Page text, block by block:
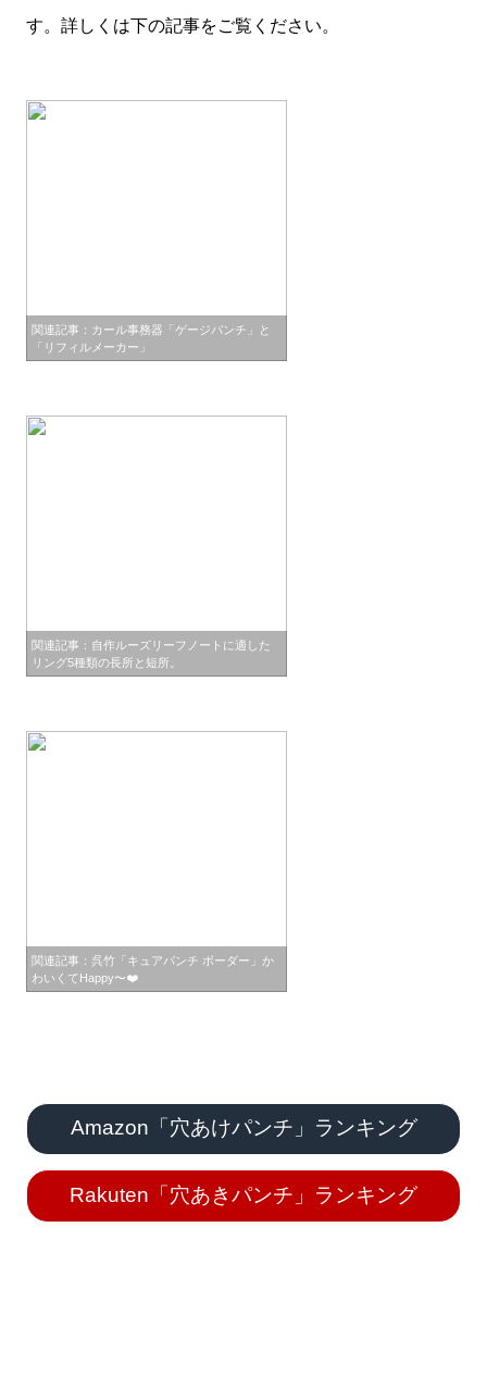
す。詳しくは下の記事をご覧ください。
関連記事：カール事務器「ゲージパンチ」と
「リフィルメーカー」
関連記事：自作ルーズリーフノートに適した
リング5種類の長所と短所。
関連記事：呉竹「キュアパンチ ボーダー」か
わいくてHappy〜❤️
Amazon「穴あけパンチ」ランキング
Rakuten「穴あきパンチ」ランキング